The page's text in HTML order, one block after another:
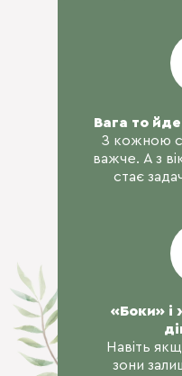
Вага то
З кожною
важче. А з
стає
«Боки» і
Навіть
зони